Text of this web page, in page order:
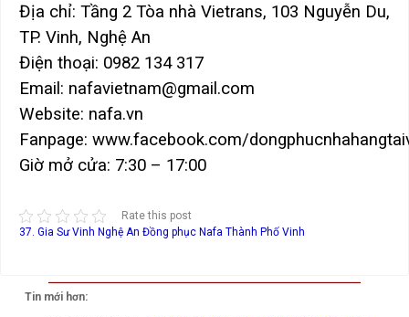
Địa chỉ: Tầng 2 Tòa nhà Vietrans, 103 Nguyễn Du,
TP. Vinh, Nghệ An
Điện thoại: 0982 134 317
Email: nafavietnam@gmail.com
Website: nafa.vn
Fanpage: www.facebook.com/
Giờ mở cửa: 7:30 – 17:00
Rate this post
37. Gia Sư Vinh Nghệ An Đồng phục Nafa Thành Phố Vinh
Tin mới hơn: